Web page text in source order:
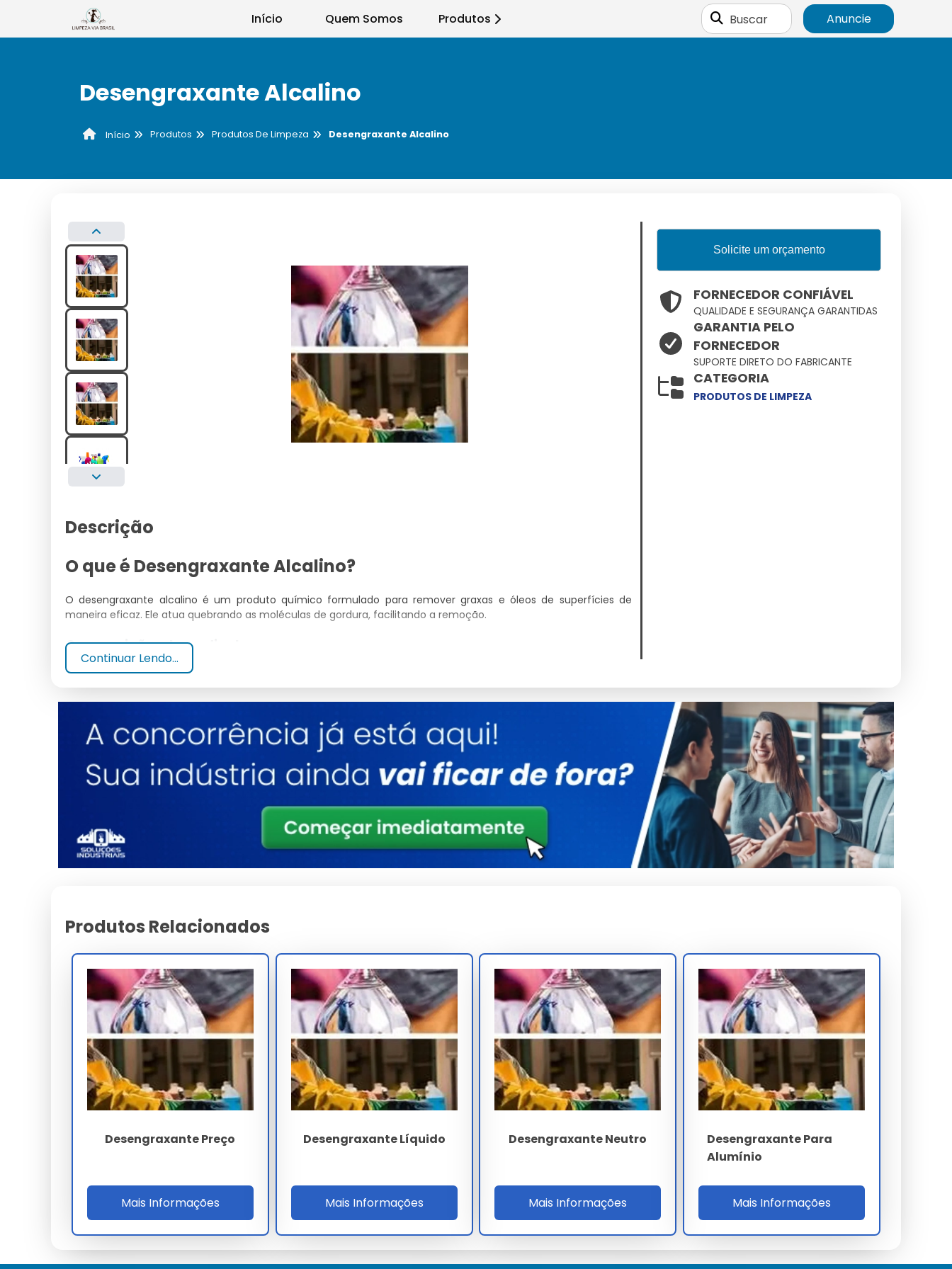
Início Quem Somos Produtos Buscar Anuncie
Desengraxante Alcalino
Início Produtos Produtos De Limpeza Desengraxante Alcalino
Descrição
O que é Desengraxante Alcalino?
O desengraxante alcalino é um produto químico formulado para remover graxas e óleos de superfícies de
maneira eficaz. Ele atua quebrando as moléculas de gordura, facilitando a remoção.
Composição e Ingredientes
Geralmente composto por agentes alcalinos, surfactantes e aditivos que potencializam a limpeza.
Como Funciona
O produto emulsiona a graxa, permitindo sua fácil remoção com água.
Benefícios de Usar Desengraxante Alcalino
Remove rapidamente sujeiras pesadas, economizando tempo e esforço.
Segurança para o Usuário
Como Usar Desengraxante Alcalino Corretamente
Passo a Passo de Aplicação
Diluir conforme instruções.
Aplicar sobre a superfície.
Esfregar se necessário.
Enxaguar com água limpa.
Cuidados e Precauções
Principais Varejistas
Disponível em lojas especializadas como Limpeza Via Brasil.
Comparação de Preços
Continuar Lendo...
Solicite um orçamento
FORNECEDOR CONFIÁVEL
QUALIDADE E SEGURANÇA GARANTIDAS
GARANTIA PELO
FORNECEDOR
SUPORTE DIRETO DO FABRICANTE
CATEGORIA
PRODUTOS DE LIMPEZA
Produtos Relacionados
Desengraxante Preço
Mais Informações
Desengraxante Líquido
Mais Informações
Desengraxante Neutro
Mais Informações
Desengraxante Para
Alumínio
Mais Informações